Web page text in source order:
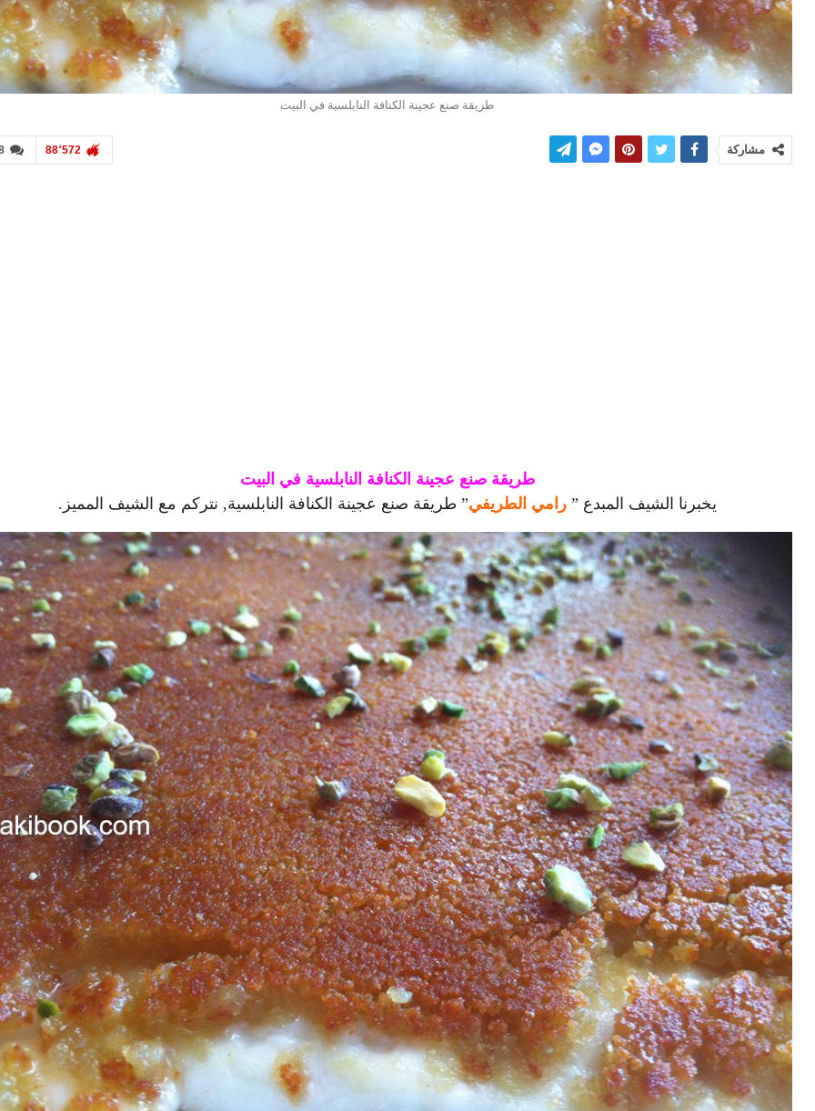
طريقة صنع عجينة الكنافة النابلسية في البيت
88٬572 مشاركة
طريقة صنع عجينة الكنافة النابلسية في البيت
يخبرنا الشيف المبدع ”رامي الطريفي” طريقة صنع عجينة الكنافة النابلسية, نتركم مع الشيف المميز.